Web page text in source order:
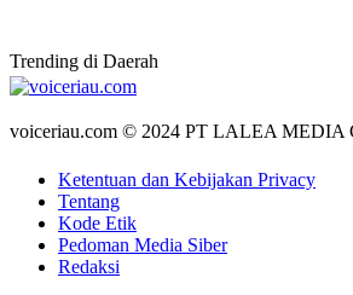
Trending di Daerah
voiceriau.com © 2024 PT LALEA
Ketentuan dan Kebijakan Privacy
Tentang
Kode Etik
Pedoman Media Siber
Redaksi